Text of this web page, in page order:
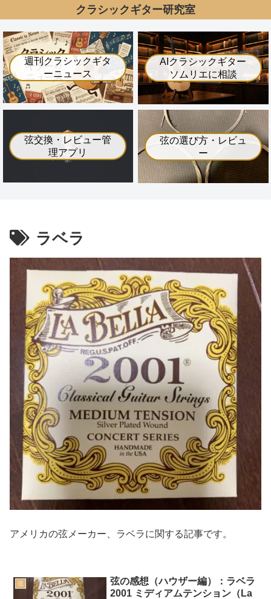
クラシックギター研究室
週刊クラシックギタ
ーニュース
AIクラシックギター
ソムリエに相談
弦交換・レビュー管
理アプリ
弦の選び方・レビュ
ー
ラベラ
アメリカの弦メーカー、ラベラに関する記事です。
弦
弦の感想（ハウザー編）：ラベラ
2001 ミディアムテンション（La